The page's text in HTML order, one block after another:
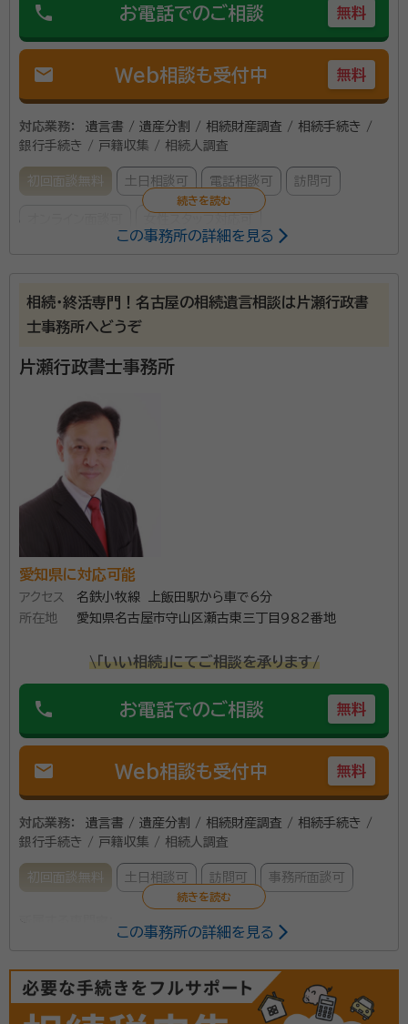
phone お電話でのご相談 無料
mail Web相談も受付中 無料
対応業務：
遺言書 / 遺産分割 / 相続財産調査 / 相続手続き /
銀行手続き / 戸籍収集 / 相続人調査
初回面談無料 土日相談可 電話相談可 訪問可
に対応します。具体的には高齢者のための施設入居の保
証人・身元引受、病院への入院のための保証人・身元引
の葬儀の手配、永代供養等への対応等です。 顧問契約・
死後事務委任契約・遺言書・家族信託契約書・任意後見
契約書などの対応をいたします。
この事務所の詳細を見る
相続・終活専門！名古屋の相続遺言相談は片瀬行政書
士事務所へどうぞ
片瀬行政書士事務所
愛知県に対応可能
アクセス
名鉄小牧線 上飯田駅から車で6分
所在地
愛知県名古屋市守山区瀬古東三丁目９８２番地
\「いい相続」にてご相談を承ります/
phone お電話でのご相談 無料
mail Web相談も受付中 無料
対応業務：
遺言書 / 遺産分割 / 相続財産調査 / 相続手続き /
銀行手続き / 戸籍収集 / 相続人調査
初回面談無料 土日相談可 訪問可 事務所面談可
当事務所は、「自分らしい心豊かな人生を叶えるお手伝
この事務所の詳細を見る